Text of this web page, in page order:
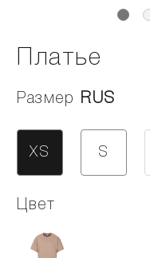
Платье
Размер RUS
XS S
Цвет